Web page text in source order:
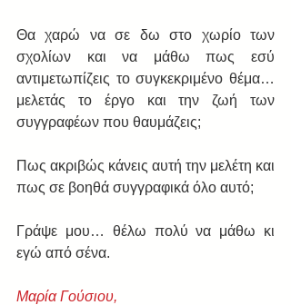
Θα χαρώ να σε δω στο χωρίο των
σχολίων και να μάθω πως εσύ
αντιμετωπίζεις το συγκεκριμένο θέμα…
μελετάς το έργο και την ζωή των
συγγραφέων που θαυμάζεις;
Πως ακριβώς κάνεις αυτή την μελέτη και
πως σε βοηθά συγγραφικά όλο αυτό;
Γράψε μου… θέλω πολύ να μάθω κι
εγώ από σένα.
Μαρία Γούσιου,